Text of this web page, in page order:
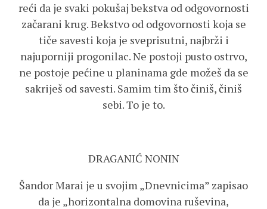
reći da je svaki pokušaj bekstva od odgovornosti
začarani krug. Bekstvo od odgovornosti koja se
tiče savesti koja je sveprisutni, najbrži i
najuporniji progonilac. Ne postoji pusto ostrvo,
ne postoje pećine u planinama gde možeš da se
sakriješ od savesti. Samim tim što činiš, činiš
sebi. To je to.
DRAGANIĆ NONIN
Šandor Marai je u svojim „Dnevnicima” zapisao
da je „horizontalna domovina ruševina,